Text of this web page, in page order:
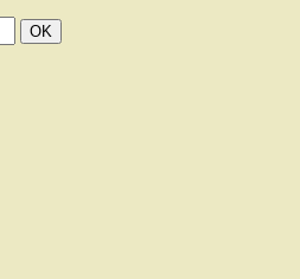
Поиск
OK